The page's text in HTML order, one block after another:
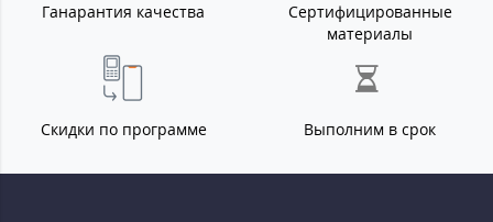
Ганарантия качества
Сертифицированные
материалы
Скидки по программе Выполним в срок